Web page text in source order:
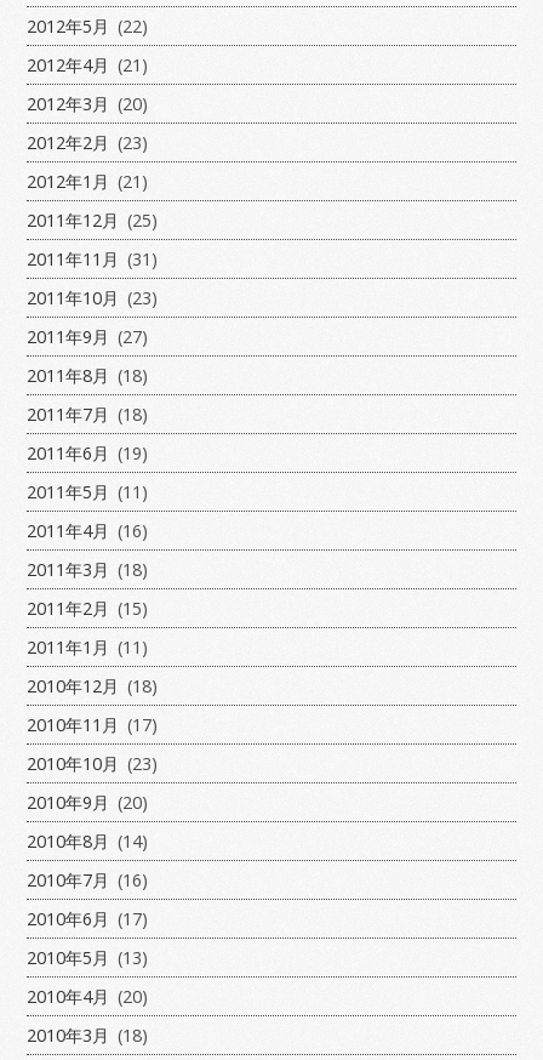
2012年5月 (22)
2012年4月 (21)
2012年3月 (20)
2012年2月 (23)
2012年1月 (21)
2011年12月 (25)
2011年11月 (31)
2011年10月 (23)
2011年9月 (27)
2011年8月 (18)
2011年7月 (18)
2011年6月 (19)
2011年5月 (11)
2011年4月 (16)
2011年3月 (18)
2011年2月 (15)
2011年1月 (11)
2010年12月 (18)
2010年11月 (17)
2010年10月 (23)
2010年9月 (20)
2010年8月 (14)
2010年7月 (16)
2010年6月 (17)
2010年5月 (13)
2010年4月 (20)
2010年3月 (18)